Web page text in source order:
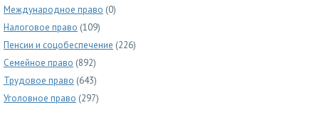
Международное право (0)
Налоговое право (109)
Пенсии и соцобеспечение (226)
Семейное право (892)
Трудовое право (643)
Уголовное право (297)